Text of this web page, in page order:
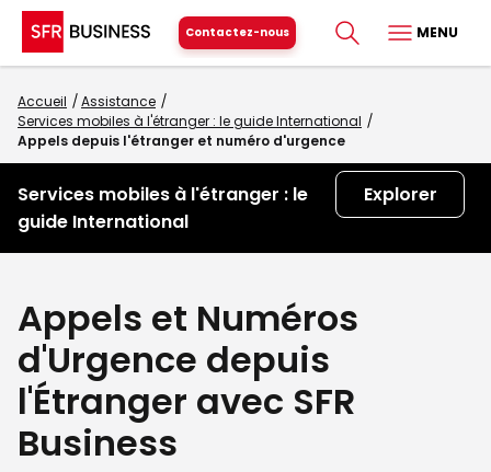
Contactez-nous MENU
Accueil
Assistance
Services mobiles à l'étranger : le guide International
Appels depuis l'étranger et numéro d'urgence
Services mobiles à l'étranger : le
guide International
Explorer
Appels et Numéros
d'Urgence depuis
l'Étranger avec SFR
Business